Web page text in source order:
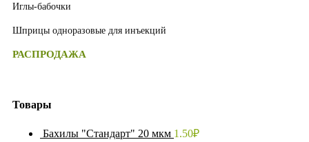
Иглы-бабочки
Шприцы одноразовые для инъекций
РАСПРОДАЖА
Товары
Бахилы "Стандарт" 20 мкм 1.50₽